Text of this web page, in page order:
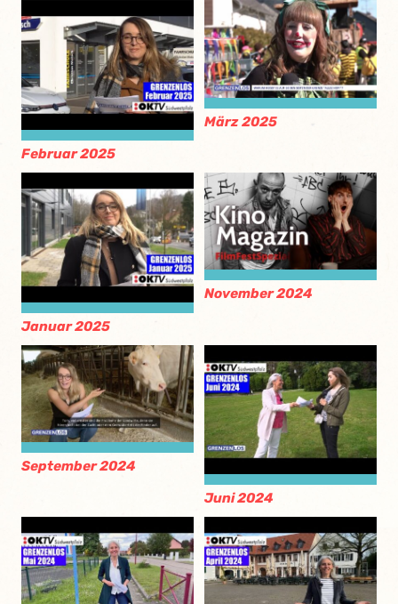
Februar 2025
März 2025
Januar 2025
November 2024
September 2024
Juni 2024